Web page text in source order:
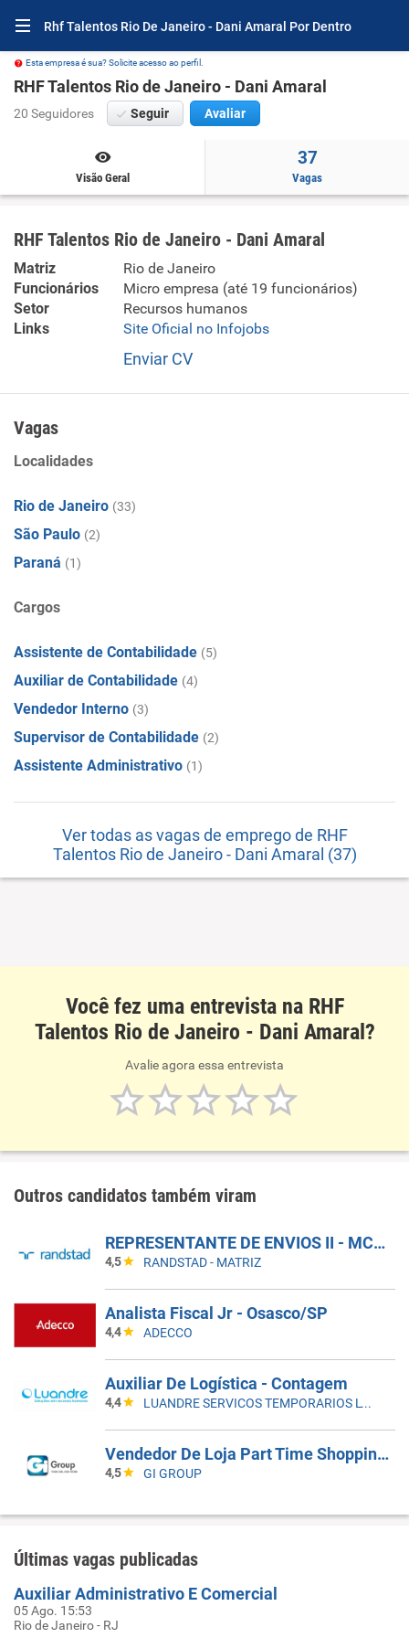
Rhf Talentos Rio De Janeiro - Dani Amaral Por Dentro
Esta empresa é sua? Solicite acesso ao perfil.
RHF Talentos Rio de Janeiro - Dani Amaral
20 Seguidores Seguir Avaliar
Visão Geral
37
Vagas
RHF Talentos Rio de Janeiro - Dani Amaral
Matriz
Rio de Janeiro
Funcionários
Micro empresa (até 19 funcionários)
Setor
Recursos humanos
Links
Site Oficial no Infojobs
Enviar CV
Treinamento em desenvolvimento profissional e gerencial
Vagas
Localidades
Rio de Janeiro (33)
São Paulo (2)
Paraná (1)
Cargos
Assistente de Contabilidade (5)
Auxiliar de Contabilidade (4)
Vendedor Interno (3)
Supervisor de Contabilidade (2)
Assistente Administrativo (1)
Ver todas as vagas de emprego de RHF
Talentos Rio de Janeiro - Dani Amaral (37)
Você fez uma entrevista na RHF
Talentos Rio de Janeiro - Dani Amaral?
Avalie agora essa entrevista
Outros candidatos também viram
REPRESENTANTE DE ENVIOS II - MCDLIVRE
4,5 RANDSTAD - MATRIZ
Analista Fiscal Jr - Osasco/SP
4,4 ADECCO
Auxiliar De Logística - Contagem
4,4 LUANDRE SERVICOS TEMPORARIOS LTDA. (C-I)
Vendedor De Loja Part Time Shopping Morumbi
4,5 GI GROUP
Últimas vagas publicadas
Auxiliar Administrativo E Comercial
05 Ago. 15:53
Rio de Janeiro - RJ